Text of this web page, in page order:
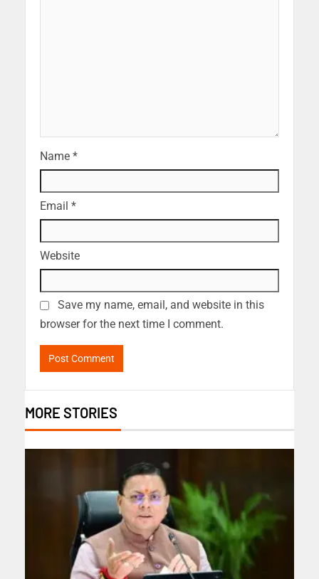
Name *
Email *
Website
Save my name, email, and website in this
browser for the next time I comment.
MORE STORIES